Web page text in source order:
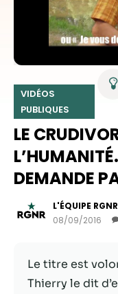
VIDÉOS
PUBLIQUES
LE
DEMANDE
L'ÉQUIPE RGNR
08/09/2016
Le titre est
Thierry le dit